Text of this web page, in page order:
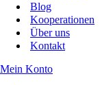
Blog
Kooperationen
Über uns
Kontakt
Mein Konto